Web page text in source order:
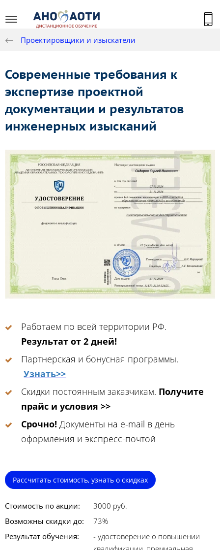
Проектировщики и изыскатели
Современные требования к
экспертизе проектной
документации и результатов
инженерных изысканий
Работаем по всей территории РФ.
Результат от 2 дней!
Партнерская и бонусная программы.
Узнать>>
Скидки постоянным заказчикам. Получите
прайс и условия >>
Срочно! Документы на e-mail в день
оформления и экспресс-почтой
Рассчитать стоимость, узнать о скидках
Стоимость по акции:
3000 руб.
Возможны скидки до:
73%
Результат обучения:
- удостоверение о повышении